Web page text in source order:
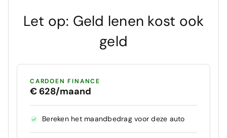
Let op: Geld lenen kost ook
geld
CARDOEN FINANCE
€ 628/maand
Bereken het maandbedrag voor deze auto